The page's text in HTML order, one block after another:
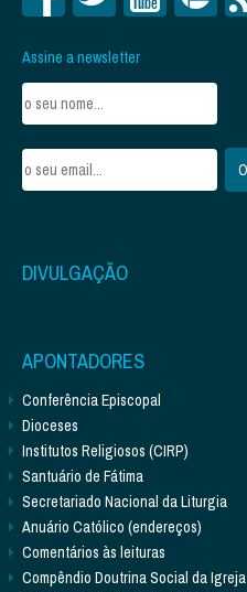
Assine a newsletter
DIVULGAÇÃO
APONTADORES
Conferência Episcopal
Dioceses
Institutos Religiosos (CIRP)
Santuário de Fátima
Secretariado Nacional da Liturgia
Anuário Católico (endereços)
Comentários às leituras
Compêndio Doutrina Social da Igreja